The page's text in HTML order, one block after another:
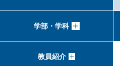
学部・学科
教員紹介